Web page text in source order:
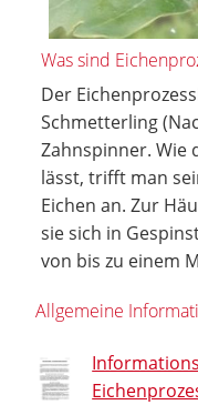
Was sind
Der
Schmetterling
Zahnspinner. Wie
lässt, trifft man
Eichen an. Zur
sie sich in
von bis zu einem
Allgemeine